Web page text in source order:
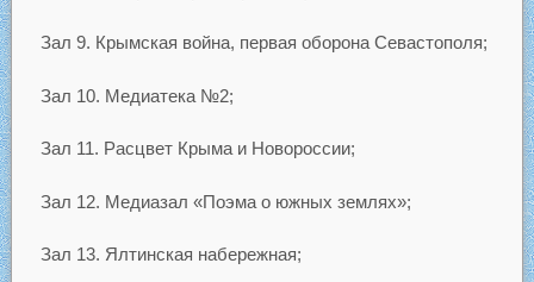
Зал 9. Крымская война, первая оборона Севастополя;
Зал 10. Медиатека №2;
Зал 11. Расцвет Крыма и Новороссии;
Зал 12. Медиазал «Поэма о южных землях»;
Зал 13. Ялтинская набережная;